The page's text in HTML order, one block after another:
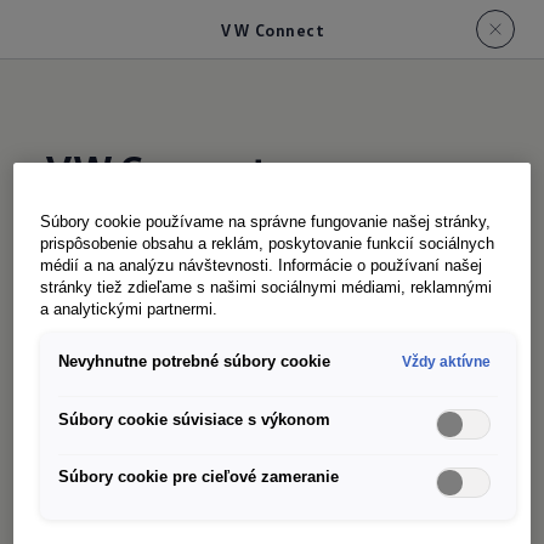
VW Connect
VW Connect
Každý hrdina má svojich pomocníkov - a s online
službami VW Connect1pre váš Crafter máte, v
spektrum funkcií. Vďaka trvalo integrovanej
režime online. Crafter sa tak stáva cenným
pomocníkom pri vašej práci. Na cestách máte
takmer vždy dostupné aktuálne informácie a
Súbory cookie používame na správne fungovanie našej stránky,
prispôsobenie obsahu a reklám, poskytovanie funkcií sociálnych
médií a na analýzu návštevnosti. Informácie o používaní našej
stránky tiež zdieľame s našimi sociálnymi médiami, reklamnými
a analytickými partnermi.
Nevyhnutne potrebné súbory cookie Vždy aktívne
Súbory cookie súvisiace s výkonom
Súbory cookie pre cieľové zameranie